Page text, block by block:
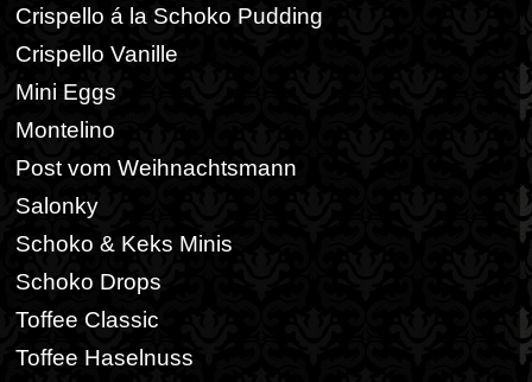
Crispello á la Schoko Pudding
Crispello Vanille
Mini Eggs
Montelino
Post vom Weihnachtsmann
Salonky
Schoko & Keks Minis
Schoko Drops
Toffee Classic
Toffee Haselnuss